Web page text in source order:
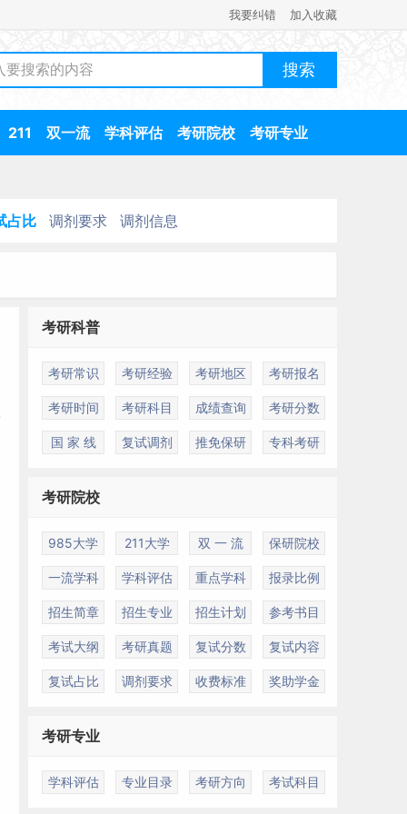
我要纠错 加入收藏
211 双一流 学科评估 考研院校 考研专业
占比 调剂要求 调剂信息
考研科普
考研常识 考研经验 考研地区 考研报名
考研时间 考研科目 成绩查询 考研分数
国 家 线 复试调剂 推免保研 专科考研
考研院校
985大学 211大学 双 一 流 保研院校
一流学科 学科评估 重点学科 报录比例
招生简章 招生专业 招生计划 参考书目
考试大纲 考研真题 复试分数 复试内容
复试占比 调剂要求 收费标准 奖助学金
考研专业
学科评估 专业目录 考研方向 考试科目